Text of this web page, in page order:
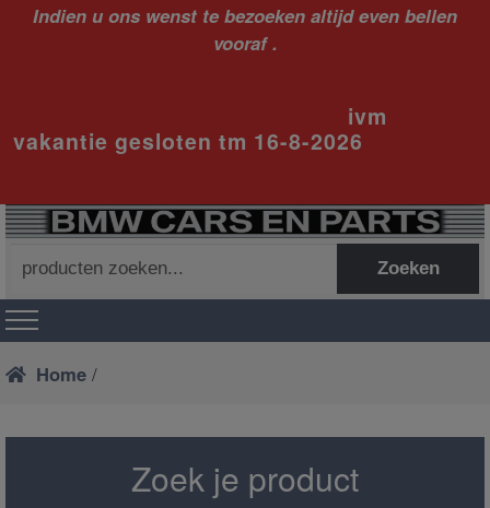
Indien u ons wenst te bezoeken altijd even bellen
vooraf .
ivm
vakantie gesloten tm 16-8-2026
naar:
Zoeken
Home /
Zoek je product